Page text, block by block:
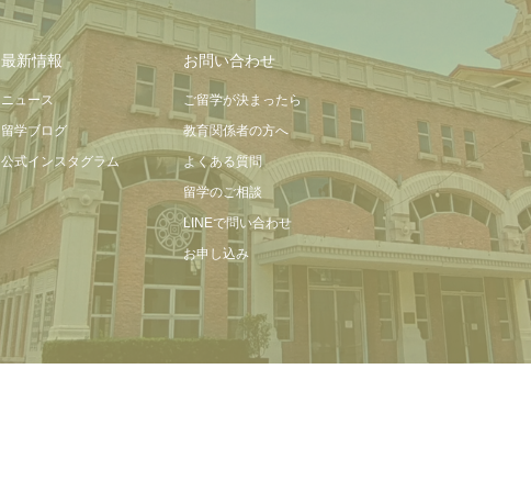
最新情報
ニュース
留学ブログ
公式インスタグラム
お問い合わせ
ご留学が決まったら
教育関係者の方へ
よくある質問
留学のご相談
LINEで問い合わせ
お申し込み